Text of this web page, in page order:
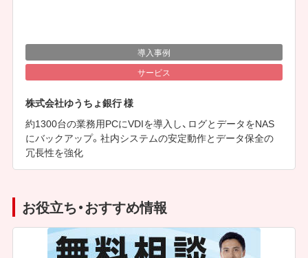
導入事例
サービス
株式会社ゆうちょ銀行 様
約1300台の業務用PCにVDIを導入し、ログとデータをNAS
にバックアップ。社内システムの安定動作とデータ保全の
冗長性を強化
お役立ち・おすすめ情報